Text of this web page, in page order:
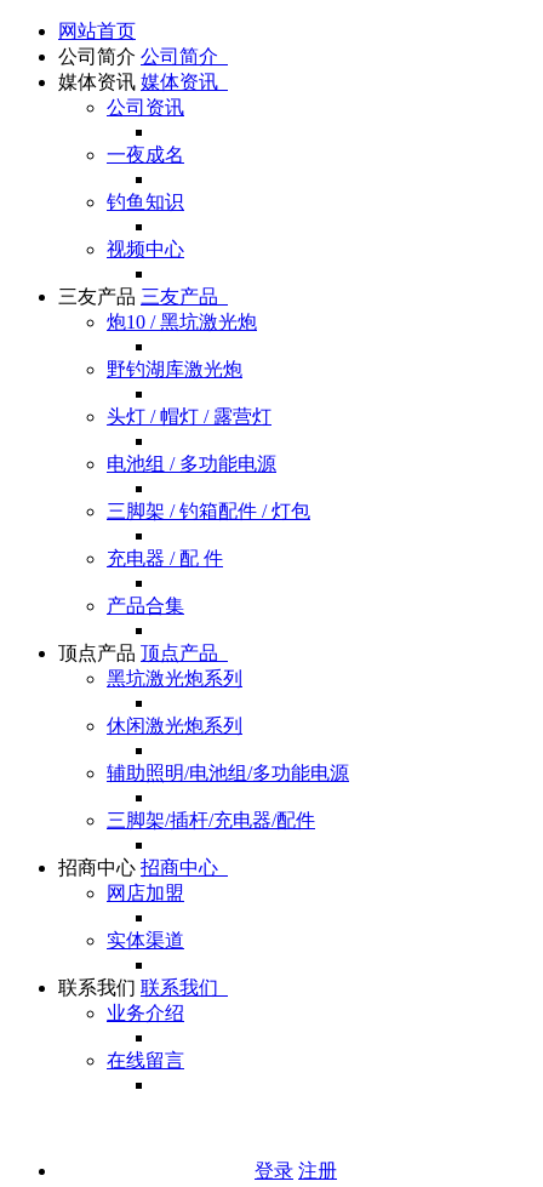
网站首页
公司简介 公司简介
媒体资讯 媒体资讯
公司资讯
一夜成名
钓鱼知识
视频中心
三友产品 三友产品
炮10 / 黑坑激光炮
野钓湖库激光炮
头灯 / 帽灯 / 露营灯
电池组 / 多功能电源
三脚架 / 钓箱配件 / 灯包
充电器 / 配 件
产品合集
顶点产品 顶点产品
黑坑激光炮系列
休闲激光炮系列
辅助照明/电池组/多功能电源
三脚架/插杆/充电器/配件
招商中心 招商中心
网店加盟
实体渠道
联系我们 联系我们
业务介绍
在线留言
登录 注册